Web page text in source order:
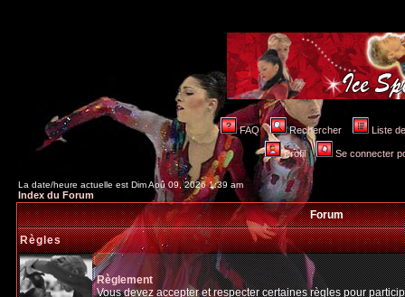
FAQ Rechercher Liste
Profil Se connecter
La date/heure actuelle est Dim Aoû 09, 2026 1:39 am
Index du Forum
Forum
Règles
Règlement
Vous devez accepter et respecter certaines règles pour